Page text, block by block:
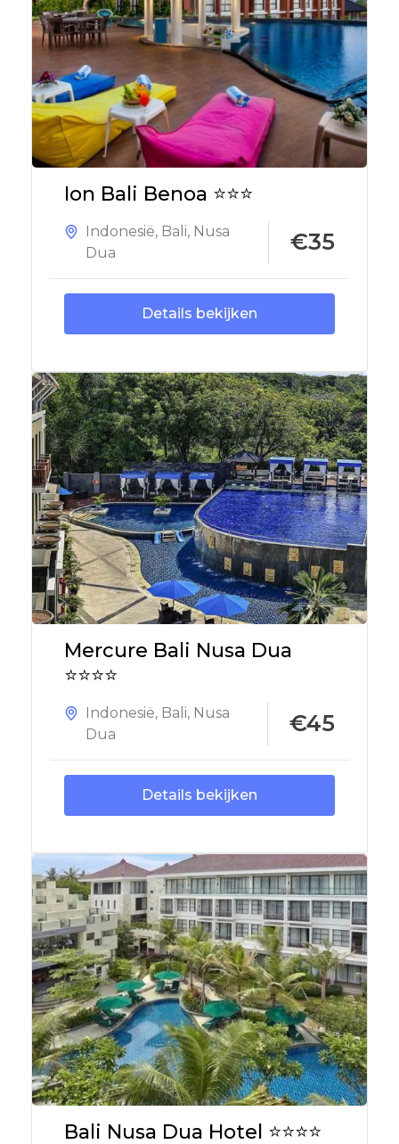
Ion Bali Benoa ⭐⭐⭐
Indonesië, Bali, Nusa
Dua
€35
Details bekijken
Mercure Bali Nusa Dua
⭐⭐⭐⭐
Indonesië, Bali, Nusa
Dua
€45
Details bekijken
Bali Nusa Dua Hotel ⭐⭐⭐⭐